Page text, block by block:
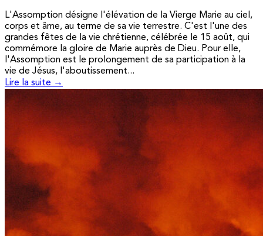
L'Assomption désigne l'élévation de la Vierge Marie au ciel,
corps et âme, au terme de sa vie terrestre. C'est l'une des
grandes fêtes de la vie chrétienne, célébrée le 15 août, qui
commémore la gloire de Marie auprès de Dieu. Pour elle,
l'Assomption est le prolongement de sa participation à la
vie de Jésus, l'aboutissement...
Lire la suite →